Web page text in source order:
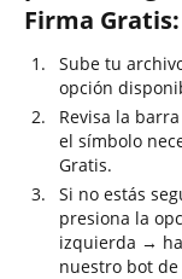
Firma Gratis:
Sube tu
opción
Revisa la
el símbolo
Gratis.
Si no estás
presiona la
izquierda →
nuestro bot de